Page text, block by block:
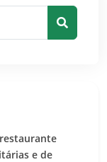
e de